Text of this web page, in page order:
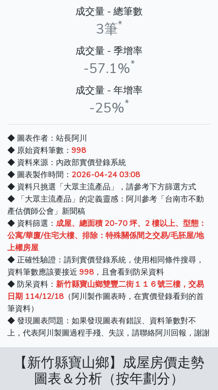
成交量 - 總筆數
3筆*
成交量 - 季增率
-57.1%*
成交量 - 年增率
-25%*
◆ 圖表作者：站長阿川
◆ 原始資料筆數： 998
◆ 資料來源：內政部實價登錄系統
◆ 圖表製作時間： 2026-04-24 03:08
◆ 資料只挑選「大眾主流產品」，請參考下方篩選方式
◆ 「大眾主流產品」的定義靈感：阿川參考「台南市不動
產估價師公會」新聞稿
◆ 資料篩選： 成屋、總面積 20-70 坪、2 樓以上、型態：
公寓/華廈/住宅大樓、排除：特殊關係間之交易/毛胚屋/地
上權房屋
◆ 正確性驗證：請到實價登錄系統，使用相同條件搜尋，
資料筆數應該要接近 998 ，且會看到防呆資料
◆ 防呆資料： 新竹縣寶山鄉雙豐二街１１６號三樓，交易
日期 114/12/18 （阿川製作圖表時，在實價登錄看到的首
筆資料）
◆ 發現圖表問題：如果發現圖表有錯誤、資料筆數對不
上，代表阿川製圖過程手殘、失誤，請聯絡阿川回報，謝謝
【新竹縣寶山鄉】成屋房價走勢
圖表＆分析（按年劃分）